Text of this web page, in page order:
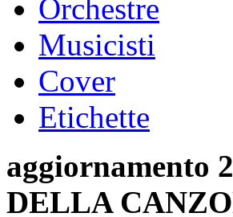
Orchestre
Musicisti
Cover
Etichette
aggiornamento
DELLA